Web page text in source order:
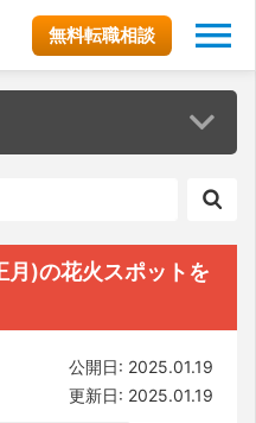
無料転職相談
月)の花火スポットを
公開日: 2025.01.19
更新日: 2025.01.19